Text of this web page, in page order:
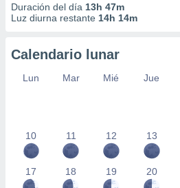
Duración del día 13h 47m
Luz diurna restante 14h 14m
Calendario lunar
Lun Mar Mié Jue
10 11 12 13
17 18 19 20